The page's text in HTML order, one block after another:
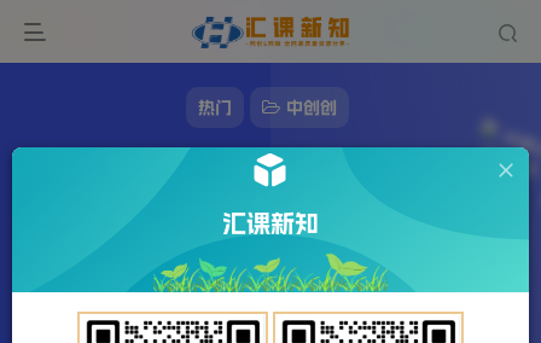
热门 中创创
抖音小说推文搬运详解，掌握这三种玩法，日
2024-11-23
918
该作者已发布77974篇文章
汇课新知